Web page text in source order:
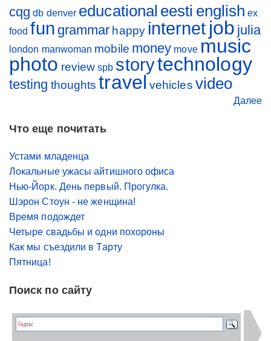
cqg db denver educational eesti english ex
food fun grammar happy internet job julia
london manwoman mobile money move music
photo review spb storytechnology
testing thoughts travel vehicles video
Далее
Что еще почитать
Устами младенца
Локальные ужасы айтишного офиса
Нью-Йорк. День первый. Прогулка.
Шэрон Стоун - не женщина!
Время подождет
Четыре свадьбы и одни похороны
Как мы съездили в Тарту
Пятница!
Поиск по сайту